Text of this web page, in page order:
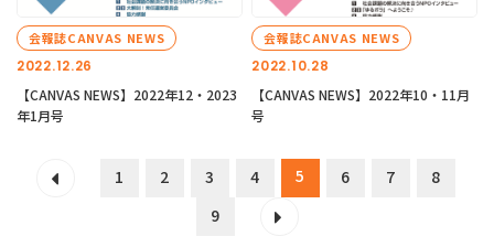
2022.12.26
会報誌CANVAS NEWS
【CANVAS NEWS】2022年12・2023
年1月号
2022.10.28
会報誌CANVAS NEWS
【CANVAS NEWS】2022年10・11月
号
1 2 3 4 5 6 7
8
9